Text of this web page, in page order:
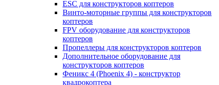
ESC для конструкторов коптеров
Винто-моторные группы для конструкторов
коптеров
FPV оборудование для конструкторов
коптеров
Пропеллеры для конструкторов коптеров
Дополнительное оборудование для
конструкторов коптеров
Феникс 4 (Phoenix 4) - конструктор
квадрокоптера